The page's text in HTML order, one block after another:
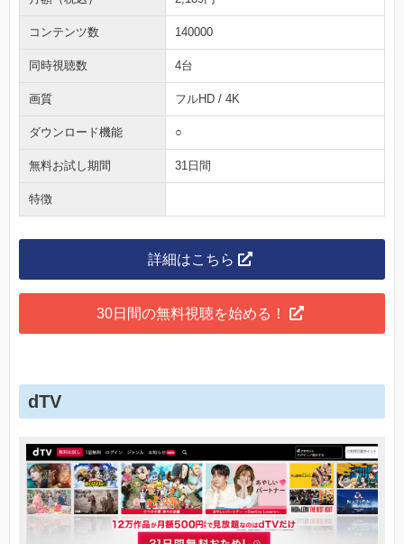
コンテンツ数 140000
同時視聴数 4台
画質 フルHD / 4K
ダウンロード機能 ○
無料お試し期間 31日間
特徴
詳細はこちら
30日間の無料視聴を始める！
dTV